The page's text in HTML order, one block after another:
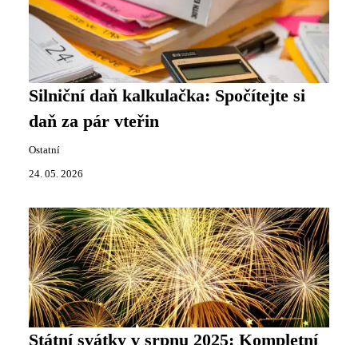
Silniční daň kalkulačka: Spočítejte si
daň za pár vteřin
Ostatní
24. 05. 2026
Státní svátky v srpnu 2025: Kompletní